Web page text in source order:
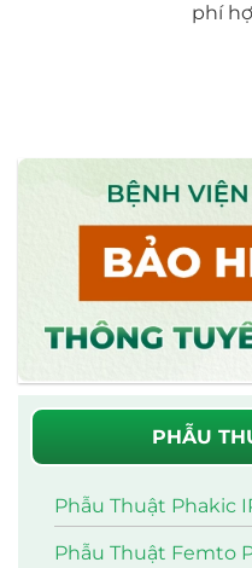
phí
PHẪU
Phẫu Thuật Phakic
Phẫu Thuật Femto